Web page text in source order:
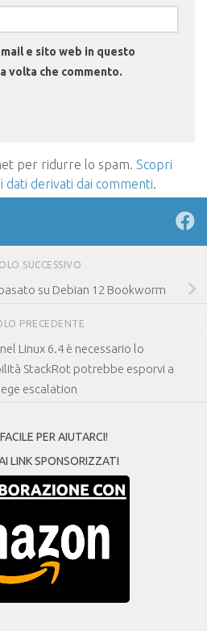
e sito web in questo
volta che commento.
per ridurre lo spam. Scopri
dati derivati dai commenti.
SUCCESSIVO
su Debian 12 Bookworm
PRECEDENTE
Linux 6.4 è necessario lo
StackRot potrebbe esporvi a
escalation
PER AIUTARCI!
LINK SPONSORIZZATI